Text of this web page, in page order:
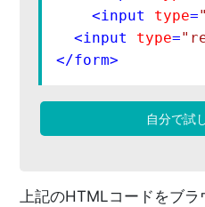
<input type=
<input type=
</form>
自分で試
上記のHTMLコードをブ